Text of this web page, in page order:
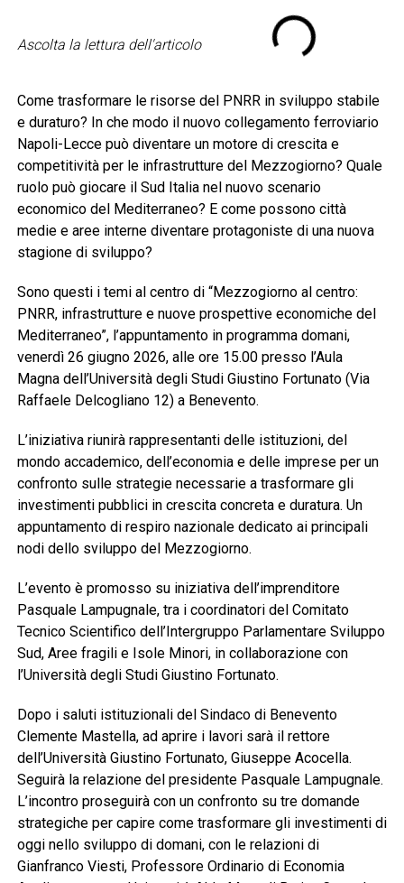
Ascolta la lettura dell'articolo
Come trasformare le risorse del PNRR in sviluppo stabile
e duraturo? In che modo il nuovo collegamento ferroviario
Napoli-Lecce può diventare un motore di crescita e
competitività per le infrastrutture del Mezzogiorno? Quale
ruolo può giocare il Sud Italia nel nuovo scenario
economico del Mediterraneo? E come possono città
medie e aree interne diventare protagoniste di una nuova
stagione di sviluppo?
Sono questi i temi al centro di “Mezzogiorno al centro:
PNRR, infrastrutture e nuove prospettive economiche del
Mediterraneo”, l’appuntamento in programma domani,
venerdì 26 giugno 2026, alle ore 15.00 presso l’Aula
Magna dell’Università degli Studi Giustino Fortunato (Via
Raffaele Delcogliano 12) a Benevento.
L’iniziativa riunirà rappresentanti delle istituzioni, del
mondo accademico, dell’economia e delle imprese per un
confronto sulle strategie necessarie a trasformare gli
investimenti pubblici in crescita concreta e duratura. Un
appuntamento di respiro nazionale dedicato ai principali
nodi dello sviluppo del Mezzogiorno.
L’evento è promosso su iniziativa dell’imprenditore
Pasquale Lampugnale, tra i coordinatori del Comitato
Tecnico Scientifico dell’Intergruppo Parlamentare Sviluppo
Sud, Aree fragili e Isole Minori, in collaborazione con
l’Università degli Studi Giustino Fortunato.
Dopo i saluti istituzionali del Sindaco di Benevento
Clemente Mastella, ad aprire i lavori sarà il rettore
dell’Università Giustino Fortunato, Giuseppe Acocella.
Seguirà la relazione del presidente Pasquale Lampugnale.
L’incontro proseguirà con un confronto su tre domande
strategiche per capire come trasformare gli investimenti di
oggi nello sviluppo di domani, con le relazioni di
Gianfranco Viesti, Professore Ordinario di Economia